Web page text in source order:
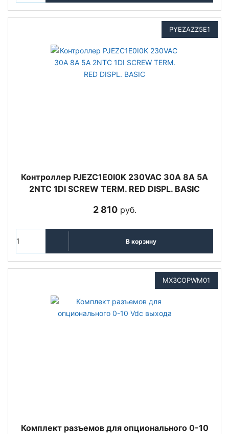
PYEZAZZ5E1
Контроллер PJEZC1E0I0K 230VAC 30A 8A 5A
2NTC 1DI SCREW TERM. RED DISPL. BASIC
2 810руб.
В корзину
MX3COPWM01
Комплект разъемов для опционального 0-10